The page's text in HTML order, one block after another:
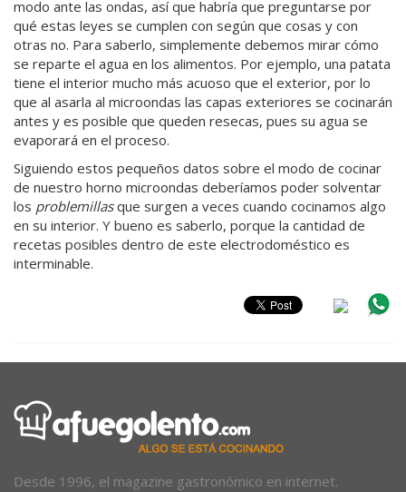
modo ante las ondas, así que habría que preguntarse por
qué estas leyes se cumplen con según que cosas y con
otras no. Para saberlo, simplemente debemos mirar cómo
se reparte el agua en los alimentos. Por ejemplo, una patata
tiene el interior mucho más acuoso que el exterior, por lo
que al asarla al microondas las capas exteriores se cocinarán
antes y es posible que queden resecas, pues su agua se
evaporará en el proceso.
Siguiendo estos pequeños datos sobre el modo de cocinar
de nuestro horno microondas deberíamos poder solventar
los problemillasque surgen a veces cuando cocinamos algo
en su interior. Y bueno es saberlo, porque la cantidad de
recetas posibles dentro de este electrodoméstico es
interminable.
Desde 1996, el magazine gastronómico en internet.